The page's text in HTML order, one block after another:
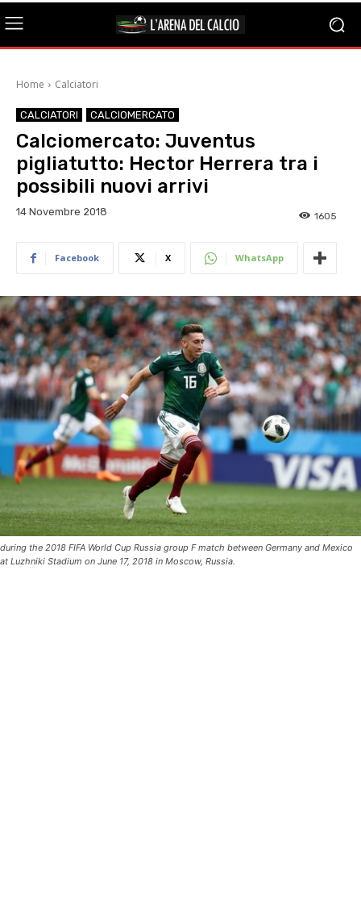
Home Calciatori
CALCIATORI CALCIOMERCATO
Calciomercato: Juventus
pigliatutto: Hector Herrera tra i
possibili nuovi arrivi
14 Novembre 2018 1605
Facebook X WhatsApp
during the 2018 FIFA World Cup Russia group F match between Germany and Mexico
at Luzhniki Stadium on June 17, 2018 in Moscow, Russia.